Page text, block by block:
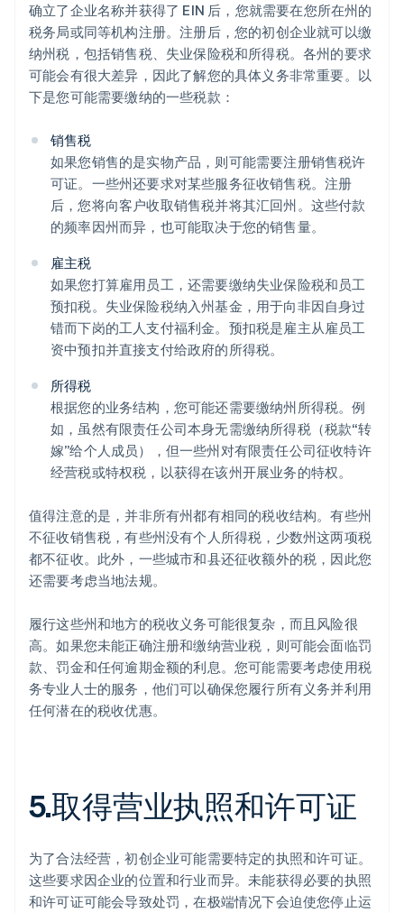
确立了企业名称并获得了 EIN 后，您就需要在您所在州的
税务局或同等机构注册。注册后，您的初创企业就可以缴
纳州税，包括销售税、失业保险税和所得税。各州的要求
可能会有很大差异，因此了解您的具体义务非常重要。以
下是您可能需要缴纳的一些税款：
销售税
如果您销售的是实物产品，则可能需要注册销售税许
可证。一些州还要求对某些服务征收销售税。注册
后，您将向客户收取销售税并将其汇回州。这些付款
的频率因州而异，也可能取决于您的销售量。
雇主税
如果您打算雇用员工，还需要缴纳失业保险税和员工
预扣税。失业保险税纳入州基金，用于向非因自身过
错而下岗的工人支付福利金。预扣税是雇主从雇员工
资中预扣并直接支付给政府的所得税。
所得税
根据您的业务结构，您可能还需要缴纳州所得税。例
如，虽然有限责任公司本身无需缴纳所得税（税款“转
嫁”给个人成员），但一些州对有限责任公司征收特许
经营税或特权税，以获得在该州开展业务的特权。
值得注意的是，并非所有州都有相同的税收结构。有些州
不征收销售税，有些州没有个人所得税，少数州这两项税
都不征收。此外，一些城市和县还征收额外的税，因此您
还需要考虑当地法规。
履行这些州和地方的税收义务可能很复杂，而且风险很
高。如果您未能正确注册和缴纳营业税，则可能会面临罚
款、罚金和任何逾期金额的利息。您可能需要考虑使用税
务专业人士的服务，他们可以确保您履行所有义务并利用
任何潜在的税收优惠。
5.取得营业执照和许可证
为了合法经营，初创企业可能需要特定的执照和许可证。
这些要求因企业的位置和行业而异。未能获得必要的执照
和许可证可能会导致处罚，在极端情况下会迫使您停止运